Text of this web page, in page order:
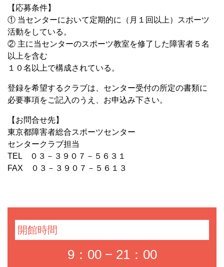
【応募条件】
① 当センターにおいて定期的に（月１回以上）スポーツ
活動をしている。
② 主に当センターのスポーツ教室を修了した障害者５名
以上を含む
１０名以上で構成されている。
登録を希望するクラブは、センター受付の所定の書類に
必要事項をご記入のうえ、お申込み下さい。
【お問合せ先】
東京都障害者総合スポーツセンター
センタークラブ担当
TEL ０３－３９０７－５６３１
FAX ０３－３９０７－５６１３
開館時間
9：00 − 21：00